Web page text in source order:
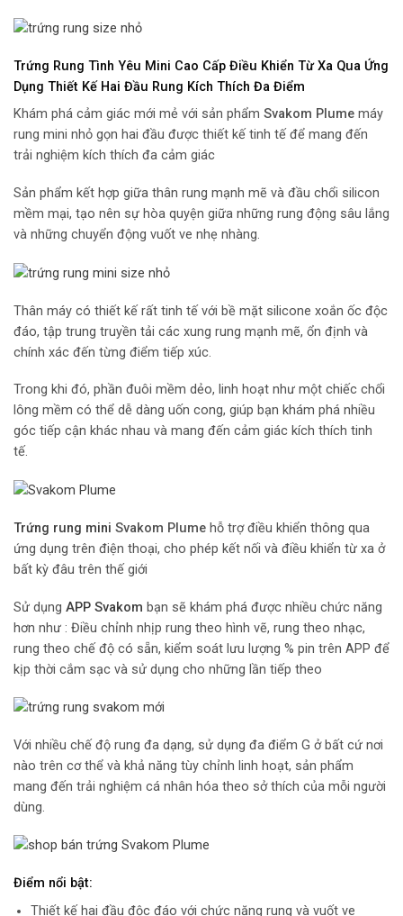
Trứng Rung Tình Yêu Mini Cao Cấp Điều Khiển Từ Xa Qua Ứng
Dụng Thiết Kế Hai Đầu Rung Kích Thích Đa Điểm
Khám phá cảm giác mới mẻ với sản phẩm Svakom Plume máy
rung mini nhỏ gọn hai đầu được thiết kế tinh tế để mang đến
trải nghiệm kích thích đa cảm giác
Sản phẩm kết hợp giữa thân rung mạnh mẽ và đầu chổi silicon
mềm mại, tạo nên sự hòa quyện giữa những rung động sâu lắng
và những chuyển động vuốt ve nhẹ nhàng.
Thân máy có thiết kế rất tinh tế với bề mặt silicone xoắn ốc độc
đáo, tập trung truyền tải các xung rung mạnh mẽ, ổn định và
chính xác đến từng điểm tiếp xúc.
Trong khi đó, phần đuôi mềm dẻo, linh hoạt như một chiếc chổi
lông mềm có thể dễ dàng uốn cong, giúp bạn khám phá nhiều
góc tiếp cận khác nhau và mang đến cảm giác kích thích tinh
tế.
Trứng rung mini Svakom Plume hỗ trợ điều khiển thông qua
ứng dụng trên điện thoại, cho phép kết nối và điều khiển từ xa ở
bất kỳ đâu trên thế giới
Sử dụng APP Svakom bạn sẽ khám phá được nhiều chức năng
hơn như : Điều chỉnh nhịp rung theo hình vẽ, rung theo nhạc,
rung theo chế độ có sẵn, kiểm soát lưu lượng % pin trên APP để
kịp thời cắm sạc và sử dụng cho những lần tiếp theo
Với nhiều chế độ rung đa dạng, sử dụng đa điểm G ở bất cứ nơi
nào trên cơ thể và khả năng tùy chỉnh linh hoạt, sản phẩm
mang đến trải nghiệm cá nhân hóa theo sở thích của mỗi người
dùng.
Điểm nổi bật:
Thiết kế hai đầu độc đáo với chức năng rung và vuốt ve